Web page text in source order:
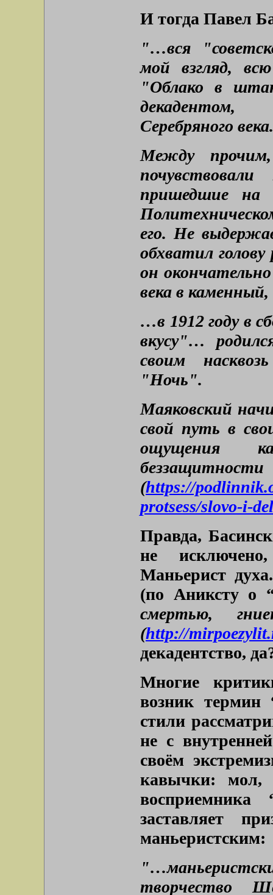
И тогда Павел
"…вся
мой взгляд,
"Облако в
декадентом,
Серебряного века.
Между
пришедшие на
его. Не
обхватил
он
века в
…в 1912 году в
вкусу"…
своим
"Ночь".
Маяковский
свой путь в
ощущения
(https://
protsess/slovo-i-
Правда,
не
Маньерист
(по Аниксту о
смертью,
(http://
декадентство,
Многие
возник термин
стили
не с
своём
кавычки: мол,
восприемника
заставляет
маньеристским:
творчество